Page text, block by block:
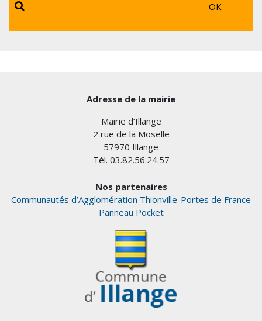
OK
Adresse de la mairie
Mairie d’Illange
2 rue de la Moselle
57970 Illange
Tél. 03.82.56.24.57
Nos partenaires
Communautés d’Agglomération Thionville-Portes de France
Panneau Pocket